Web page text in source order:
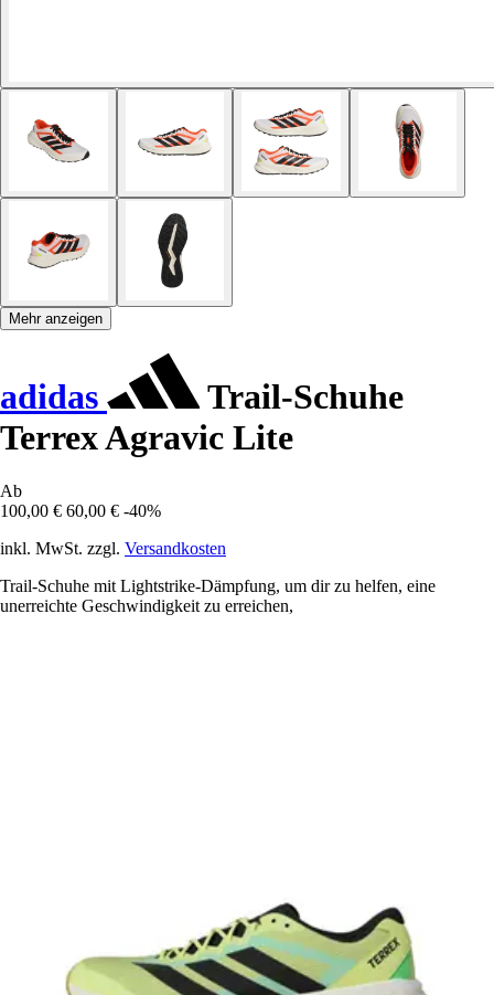
Mehr anzeigen
adidas
Trail-Schuhe
Terrex Agravic Lite
Ab
100,00 € 60,00 € -40%
inkl. MwSt. zzgl. Versandkosten
Trail-Schuhe mit Lightstrike-Dämpfung, um dir zu helfen, eine
unerreichte Geschwindigkeit zu erreichen,